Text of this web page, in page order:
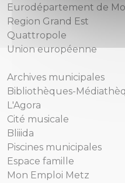
Eurodépartement de
Region Grand Est
Quattropole
Union européenne
Archives municipales
Bibliothèques-
L'Agora
Cité musicale
Bliiida
Piscines municipales
Espace famille
Mon Emploi Metz